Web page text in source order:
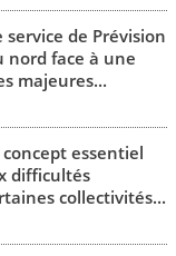
de Prévision
nord face à une
majeures...
essentiel
difficultés
collectivités...